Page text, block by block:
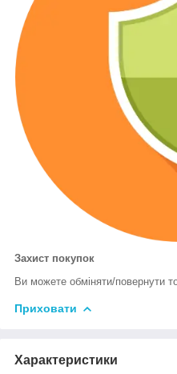
Захист покупок
Ви можете обміняти/повернути
Приховати
Характеристики